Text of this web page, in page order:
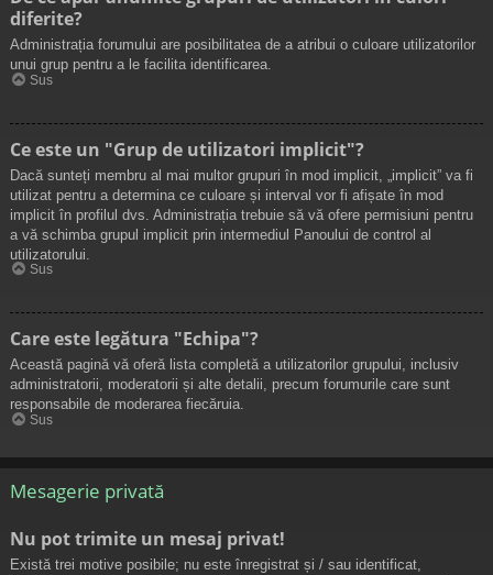
diferite?
Administrația forumului are posibilitatea de a atribui o culoare utilizatorilor
unui grup pentru a le facilita identificarea.
Sus
Ce este un "Grup de utilizatori implicit"?
Dacă sunteți membru al mai multor grupuri în mod implicit, „implicit” va fi
utilizat pentru a determina ce culoare și interval vor fi afișate în mod
implicit în profilul dvs. Administrația trebuie să vă ofere permisiuni pentru
a vă schimba grupul implicit prin intermediul Panoului de control al
utilizatorului.
Sus
Care este legătura "Echipa"?
Această pagină vă oferă lista completă a utilizatorilor grupului, inclusiv
administratorii, moderatorii și alte detalii, precum forumurile care sunt
responsabile de moderarea fiecăruia.
Sus
Mesagerie privată
Nu pot trimite un mesaj privat!
Există trei motive posibile; nu este înregistrat și / sau identificat,